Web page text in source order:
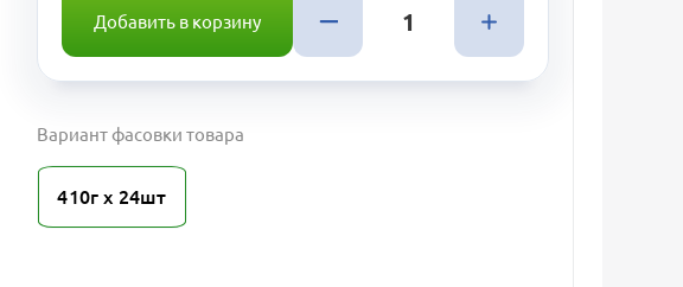
Добавить в корзину
Вариант фасовки товара
410г х 24шт